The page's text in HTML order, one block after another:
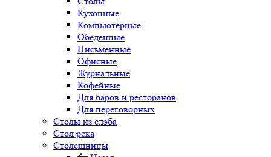
Кухонные
Компьютерные
Обеденные
Письменные
Офисные
Журнальные
Кофейные
Для баров и ресторанов
Для переговорных
Столы из слэба
Стол река
Столешницы